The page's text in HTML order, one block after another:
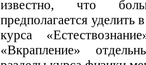
известно, что
предполагается уделить
курса
«Вкрапление»